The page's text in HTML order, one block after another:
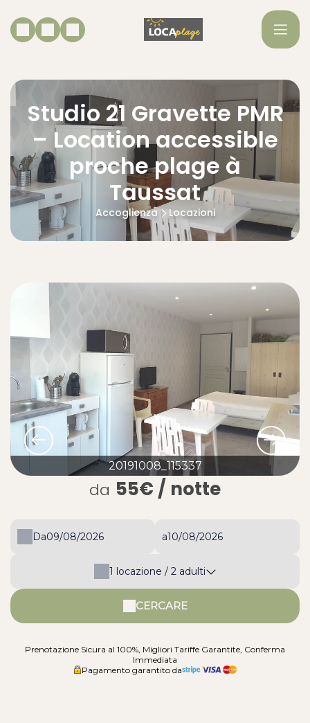
Studio 21 Gravette PMR
– Location accessible
proche plage à
Taussat
Accoglienza Locazioni
20191008_115337
da 55€ / notte
Da a
1 locazione / 2 adulti
CERCARE
Prenotazione Sicura al 100%, Migliori Tariffe Garantite, Conferma
Immediata
Pagamento garantito da